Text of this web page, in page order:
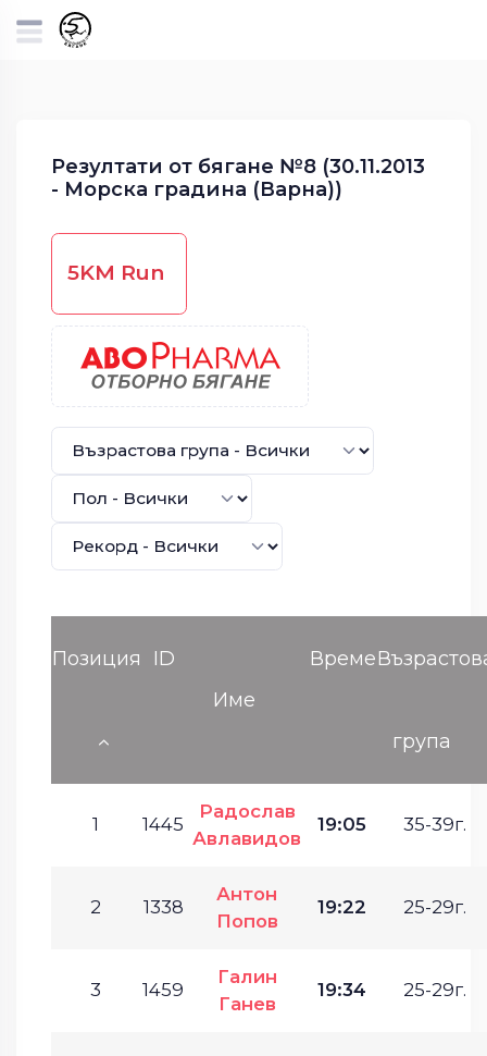
Резултати от бягане №8 (30.11.2013
- Морска градина (Варна))
5KM Run
Позиция
ID
Име
Време
група
1 1445
Радослав
Авлавидов
19:05 35-39г.
2 1338
Антон
Попов
19:22 25-29г.
3 1459
Галин
Ганев
19:34 25-29г.